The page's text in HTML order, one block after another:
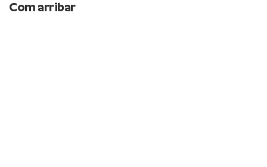
Com arribar